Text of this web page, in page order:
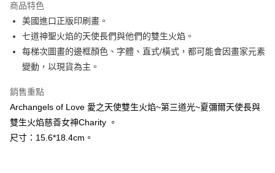
Apple Pay
街口支付
悠遊付
ATM付款
全家取貨付款
商品特色
美國進口正版印刷畫。
七道神聖火焰的天使長們與他們的雙生火焰。
每梯次圖畫的邊框顏色、字體、直式/橫式，都可能會因畫家元素
變動，以現貨為主。
銷售重點
Archangels of Love 愛之天使雙生火焰~第三道光~夏彌爾天使長與
雙生火焰慈善女神Charity 。
尺寸：15.6*18.4cm。